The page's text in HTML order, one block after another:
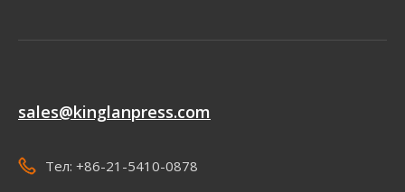
sales@kinglanpress.com
Тел: +86-21-5410-0878